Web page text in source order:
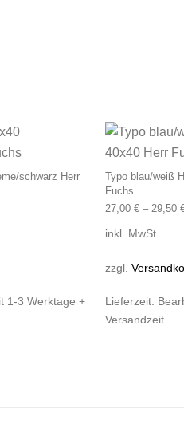
schwarz Herr
Dieses Produkt weist
1-3 Werktage +
Typo blau/weiß
Fuchs
27,00 € – 29,50
inkl. MwSt.
zzgl.
Lieferzeit:
Versandzeit